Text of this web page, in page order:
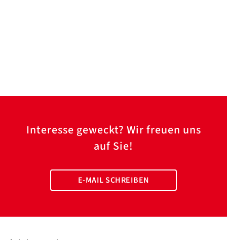
Interesse geweckt? Wir freuen uns
auf Sie!
E-MAIL SCHREIBEN